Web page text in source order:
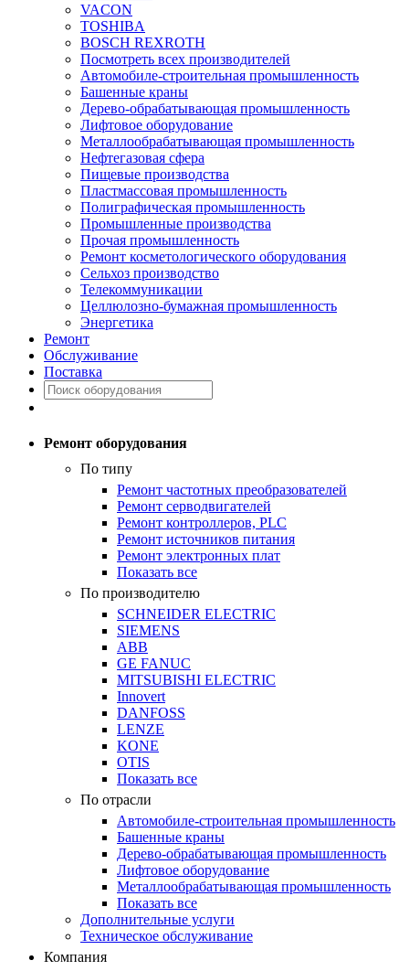
VACON
TOSHIBA
BOSCH REXROTH
Посмотреть всех производителей
Автомобиле-строительная промышленность
Башенные краны
Дерево-обрабатывающая промышленность
Лифтовое оборудование
Металлообрабатывающая промышленность
Нефтегазовая сфера
Пищевые производства
Пластмассовая промышленность
Полиграфическая промышленность
Промышленные производства
Прочая промышленность
Ремонт косметологического оборудования
Сельхоз производство
Телекоммуникации
Целлюлозно-бумажная промышленность
Энергетика
Ремонт
Обслуживание
Поставка
Ремонт оборудования
По типу
Ремонт частотных преобразователей
Ремонт серводвигателей
Ремонт контроллеров, PLC
Ремонт источников питания
Ремонт электронных плат
Показать все
По производителю
SCHNEIDER ELECTRIC
SIEMENS
ABB
GE FANUC
MITSUBISHI ELECTRIC
Innovert
DANFOSS
LENZE
KONE
OTIS
Показать все
По отрасли
Автомобиле-строительная промышленность
Башенные краны
Дерево-обрабатывающая промышленность
Лифтовое оборудование
Металлообрабатывающая промышленность
Показать все
Дополнительные услуги
Техническое обслуживание
Компания